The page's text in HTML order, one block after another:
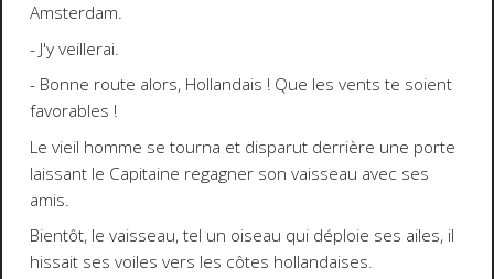
Amsterdam.
- J'y veillerai.
- Bonne route alors, Hollandais ! Que les vents te soient
favorables !
Le vieil homme se tourna et disparut derrière une porte
laissant le Capitaine regagner son vaisseau avec ses
amis.
Bientôt, le vaisseau, tel un oiseau qui déploie ses ailes, il
hissait ses voiles vers les côtes hollandaises.